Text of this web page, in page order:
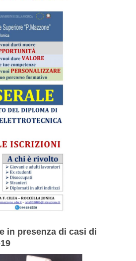
in presenza di casi di